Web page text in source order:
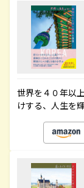
世界を４０年以
けする、人生を